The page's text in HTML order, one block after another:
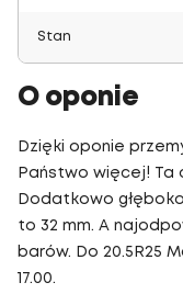
Stan
O oponie
Dzięki oponie
Państwo więcej! Ta
Dodatkowo
to 32 mm. A
barów. Do 20.5R25
17.00.